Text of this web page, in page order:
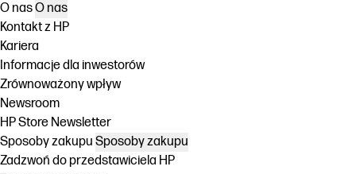
O nasO nas
Kontakt z HP
Kariera
Informacje dla inwestorów
Zrównoważony wpływ
Newsroom
HP Store Newsletter
Sposoby zakupu Sposoby zakupu
Zadzwoń do przedstawiciela HP